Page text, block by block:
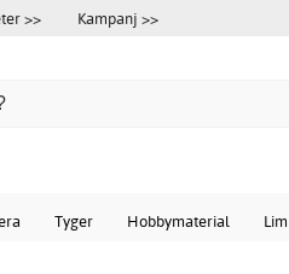
>> Kampanj >>
Tyger Hobbymaterial Lim